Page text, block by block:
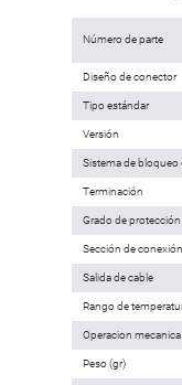
Número de parte
Diseño de conector
Tipo estándar
Versión
Sistema de bloqueo
Terminación
Grado de protección
Sección de conexión
Salida de cable
Rango de
Operacion mecanica
Peso (gr)